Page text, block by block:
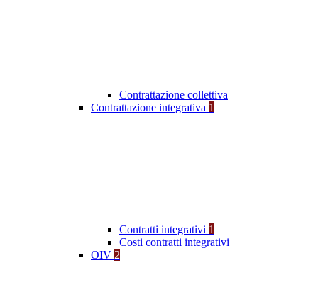
Contrattazione collettiva
Contrattazione integrativa 1
Contratti integrativi 1
Costi contratti integrativi
OIV 2